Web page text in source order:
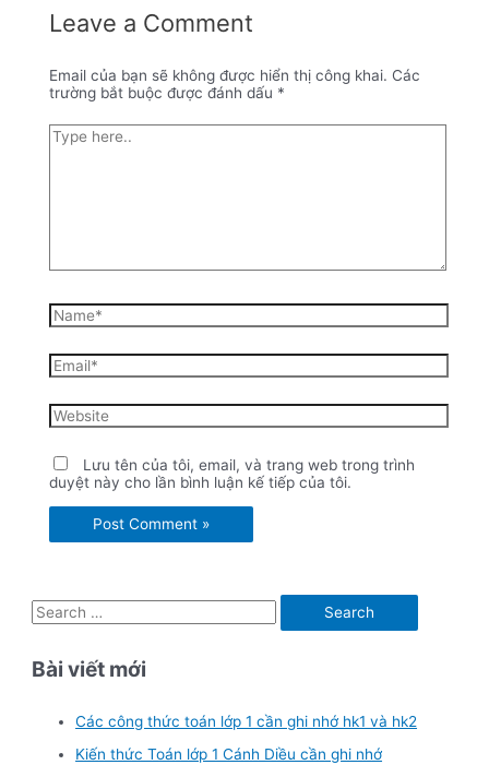
Leave a Comment
Email của bạn sẽ không được hiển thị công khai. Các
trường bắt buộc được đánh dấu *
Type
here..
Name*
Email*
Website
Lưu tên của tôi, email, và trang web trong trình
duyệt này cho lần bình luận kế tiếp của tôi.
S
a
Bài viết mới
Các công thức toán lớp 1 cần ghi nhớ hk1 và hk2
Kiến thức Toán lớp 1 Cánh Diều cần ghi nhớ